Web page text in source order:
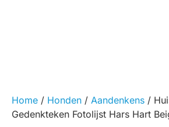
Home / Honden / Aandenkens /
Gedenkteken Fotolijst Hars Hart